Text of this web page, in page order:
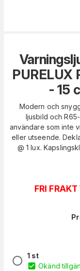
PURELUX
- 15
Modern och
ljusbild och
användare som inte
eller utseende.
@ 1 lux.
FRI
1 st
Okänd